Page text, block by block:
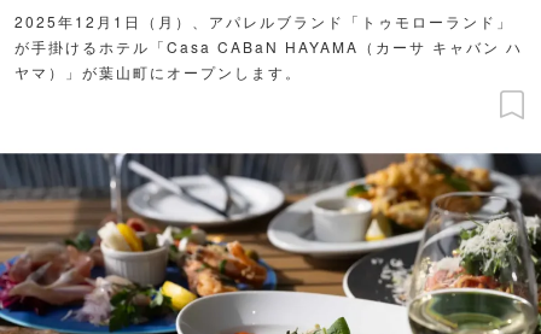
2025年12月1日（月）、アパレルブランド「トゥモローランド」
が手掛けるホテル「Casa CABaN HAYAMA（カーサ キャバン ハ
ヤマ）」が葉山町にオープンします。